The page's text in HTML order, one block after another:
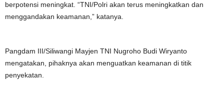
berpotensi meningkat. “TNI/Polri akan terus meningkatkan dan
menggandakan keamanan,” katanya.
Pangdam III/Siliwangi Mayjen TNI Nugroho Budi Wiryanto
mengatakan, pihaknya akan menguatkan keamanan di titik
penyekatan.